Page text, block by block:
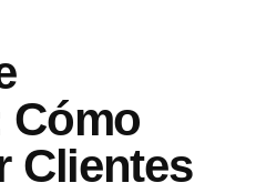
Cómo
Clientes